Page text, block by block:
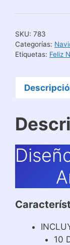
Arte
cantidad
SKU: 783
Categorías:
Etiquetas: Feliz
10